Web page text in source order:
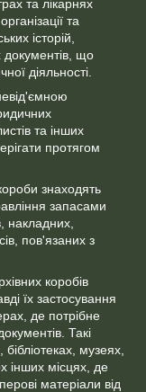
та лікарнях
та
історій,
документів, що
діяльності.
та інших
протягом
знаходять
запасами
накладних,
пов'язаних з
коробів
їх застосування
де потрібне
Такі
музеях,
інших місцях, де
матеріали від